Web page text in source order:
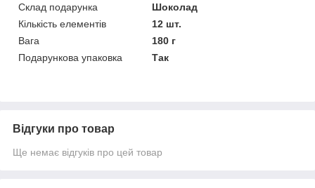
Склад подарунка
Шоколад
Кількість елементів
12 шт.
Вага
180 г
Подарункова упаковка
Так
Відгуки про товар
Ще немає відгуків про цей товар